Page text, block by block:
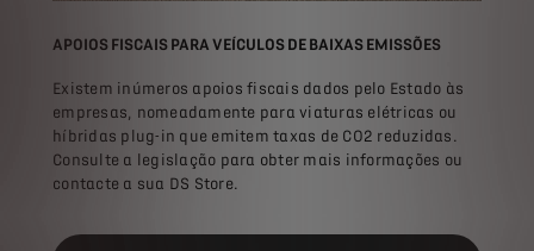
APOIOS FISCAIS PARA VEÍCULOS DE BAIXAS EMISSÕES
Existem inúmeros apoios fiscais dados pelo Estado às
empresas, nomeadamente para viaturas elétricas ou
híbridas plug-in que emitem taxas de CO2 reduzidas.
Consulte a legislação para obter mais informações ou
contacte a sua DS Store.